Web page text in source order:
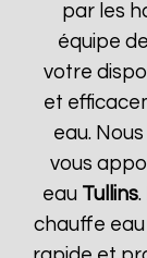
par les
équipe
votre
et
eau.
vous
eau Tullins
chauffe eau